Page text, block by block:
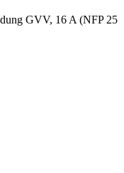
GVV, 16 A (NFP 25